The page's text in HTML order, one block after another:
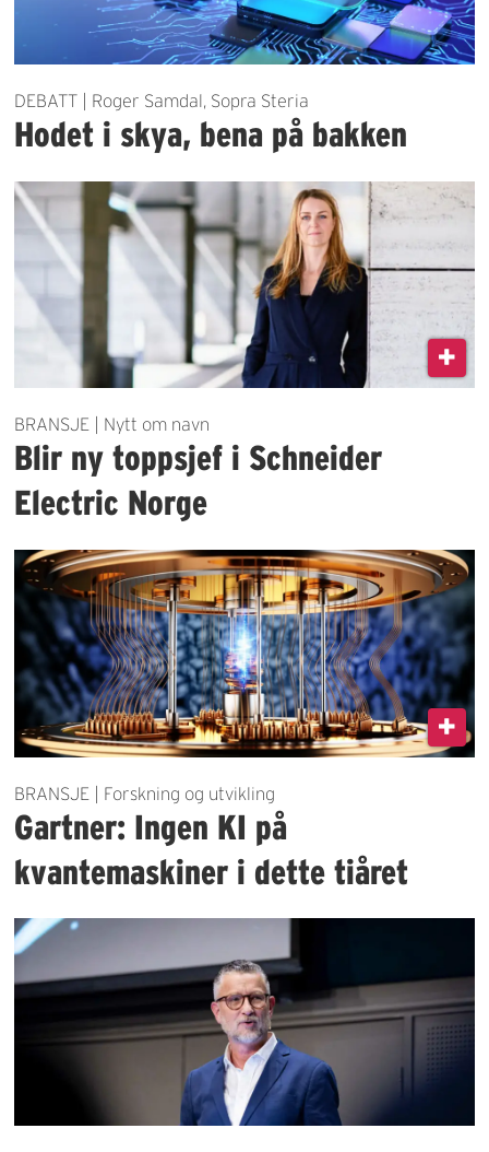
DEBATT | Roger Samdal, Sopra Steria
Hodet i skya, bena på bakken
BRANSJE | Nytt om navn
Blir ny toppsjef i Schneider
Electric Norge
BRANSJE | Forskning og utvikling
Gartner: Ingen KI på
kvantemaskiner i dette tiåret